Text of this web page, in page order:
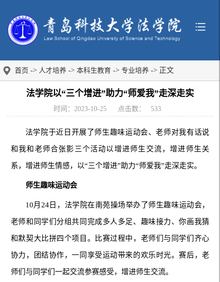
首页 -> 人才培养 -> 本科生教育 -> 专业培养 -> 正文
法学院以“三个增进”助力“师爱我”走深走实
时间：2023-10-25 点击数： 533
法学院于近日开展了师生趣味运动会、老师对我有话说
和我和老师合张影三个活动以增进师生交流，增进师生关
系，增进师生情感，以“三个增进”助力“师爱我”走深走实。
师生趣味运动会
10月24日，法学院在南苑操场举办了师生趣味运动会，
老师和同学们分组共同完成多人多足、趣味接力、你画我猜
和默契大比拼四个项目。比赛过程中，老师们与同学们齐心
协力，团结协作，一同享受运动带来的欢乐时光。赛后，老
师们与同学们一起交流参赛感受，增进师生交流。